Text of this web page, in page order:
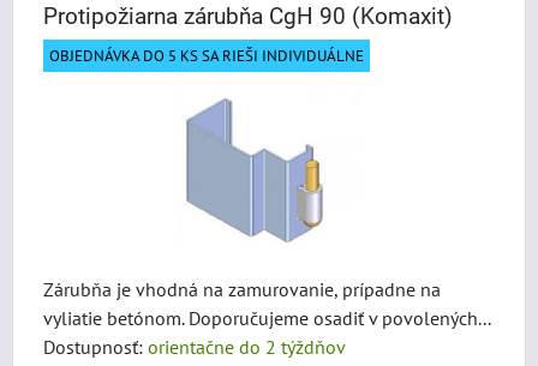
Protipožiarna zárubňa CgH 90 (Komaxit)
OBJEDNÁVKA DO 5 KS SA RIEŠI INDIVIDUÁLNE
Zárubňa je vhodná na zamurovanie, prípadne na
vyliatie betónom. Doporučujeme osadiť v povolených...
Dostupnosť: orientačne do 2 týždňov